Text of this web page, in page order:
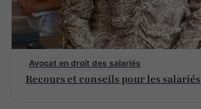
Avocat en droit des salariés
Recours et conseils pour les salariés